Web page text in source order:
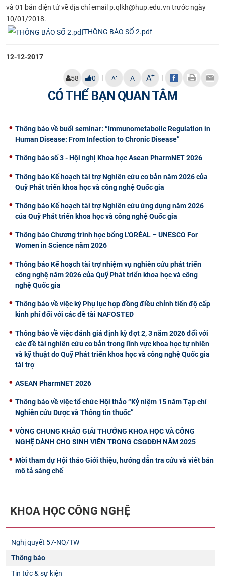
và 01 bản điện tử về địa chỉ email p.qlkh@hup.edu.vn trư­ớc ngày
10/01/2018.
THÔNG BÁO SỐ 2.pdf
12-12-2017
58 0 | A- A A+ |
CÓ THỂ BẠN QUAN TÂM
Thông báo về buổi seminar: “Immunometabolic Regulation in
Human Disease: From Infection to Chronic Disease”
Thông báo số 3 - Hội nghị Khoa học Asean PharmNET 2026
Thông báo Kế hoạch tài trợ Nghiên cứu cơ bản năm 2026 của
Quỹ Phát triển khoa học và công nghệ Quốc gia
Thông báo Kế hoạch tài trợ Nghiên cứu ứng dụng năm 2026
của Quỹ Phát triển khoa học và công nghệ Quốc gia
Thông báo Chương trình học bổng L'ORÉAL – UNESCO For
Women in Science năm 2026
Thông báo Kế hoạch tài trợ nhiệm vụ nghiên cứu phát triển
công nghệ năm 2026 của Quỹ Phát triển khoa học và công
nghệ Quốc gia
Thông báo về việc ký Phụ lục hợp đồng điều chỉnh tiến độ cấp
kinh phí đối với các đề tài NAFOSTED
Thông báo về việc đánh giá định kỳ đợt 2, 3 năm 2026 đối với
các đề tài nghiên cứu cơ bản trong lĩnh vực khoa học tự nhiên
và kỹ thuật do Quỹ Phát triển khoa học và công nghệ Quốc gia
tài trợ
ASEAN PharmNET 2026
Thông báo về việc tổ chức Hội thảo “Kỷ niệm 15 năm Tạp chí
Nghiên cứu Dược và Thông tin thuốc”
VÒNG CHUNG KHẢO GIẢI THƯỞNG KHOA HỌC VÀ CÔNG
NGHỆ DÀNH CHO SINH VIÊN TRONG CSGDĐH NĂM 2025
Mời tham dự Hội thảo Giới thiệu, hướng dẫn tra cứu và viết bản
mô tả sáng chế
KHOA HỌC CÔNG NGHỆ
Nghị quyết 57-NQ/TW
Thông báo
Tin tức & sự kiện